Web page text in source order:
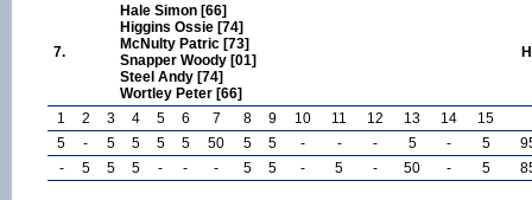
7.
Hale Simon [66]
Higgins Ossie [74]
McNulty Patric [73]
Snapper Woody [01]
Steel Andy [74]
Wortley Peter [66]
1 2 3 4 5 6 7 8 9 10 11 12 13 14
15
5
- 5 5 5 5 50 5 5 - - - 5 - 5
-
5 5 5 - - - 5 5 - 5 - 50 - 5